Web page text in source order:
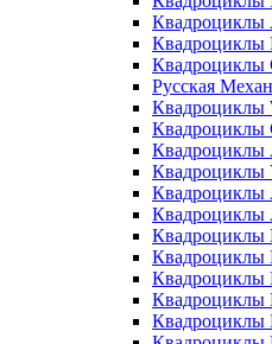
Квадроциклы
Квадроциклы
Квадроциклы
Русская
Квадроциклы
Квадроциклы
Квадроциклы
Квадроциклы
Квадроциклы
Квадроциклы
Квадроциклы
Квадроциклы
Квадроциклы
Квадроциклы
Квадроциклы